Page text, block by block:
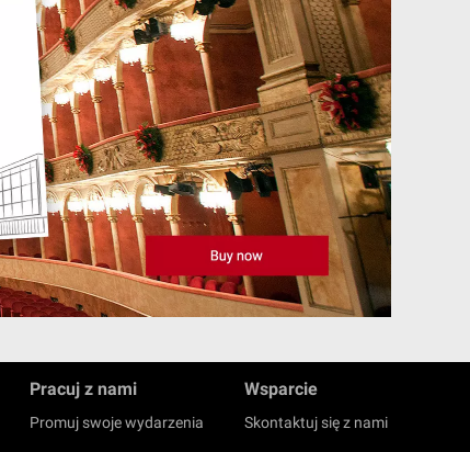
Pracuj z nami
Promuj swoje wydarzenia
Wsparcie
Skontaktuj się z nami